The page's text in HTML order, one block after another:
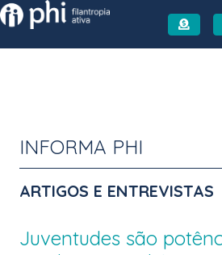
Instituto PHI
INFORMA PHI
ARTIGOS E ENTREVISTAS
Juventudes são